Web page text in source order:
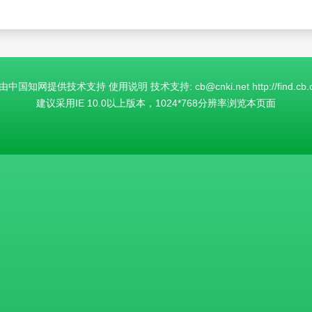
中国知网提供技术支持 使用说明 技术支持: cb@cnki.net http://
建议采用IE 10.0以上版本，1024*768分辨率浏览本页面